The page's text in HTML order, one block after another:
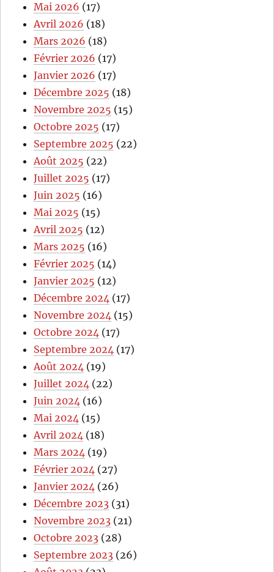
Mai 2026 (17)
Avril 2026 (18)
Mars 2026 (18)
Février 2026 (17)
Janvier 2026 (17)
Décembre 2025 (18)
Novembre 2025 (15)
Octobre 2025 (17)
Septembre 2025 (22)
Août 2025 (22)
Juillet 2025 (17)
Juin 2025 (16)
Mai 2025 (15)
Avril 2025 (12)
Mars 2025 (16)
Février 2025 (14)
Janvier 2025 (12)
Décembre 2024 (17)
Novembre 2024 (15)
Octobre 2024 (17)
Septembre 2024 (17)
Août 2024 (19)
Juillet 2024 (22)
Juin 2024 (16)
Mai 2024 (15)
Avril 2024 (18)
Mars 2024 (19)
Février 2024 (27)
Janvier 2024 (26)
Décembre 2023 (31)
Novembre 2023 (21)
Octobre 2023 (28)
Septembre 2023 (26)